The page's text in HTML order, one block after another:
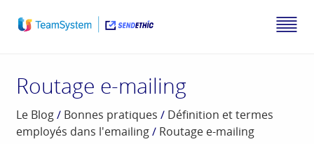
Routage e-mailing
Le Blog/ Bonnes pratiques / Définition et termes
employés dans l'emailing/ Routage e-mailing